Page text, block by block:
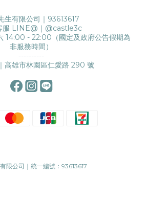
生有限公司｜93613617
服 LINE@｜ @castle3c
14:00 - 22:00（國定及政府公告假期為
非服務時間）
----------
高雄市林園區仁愛路 290 號
限公司｜統一編號：93613617